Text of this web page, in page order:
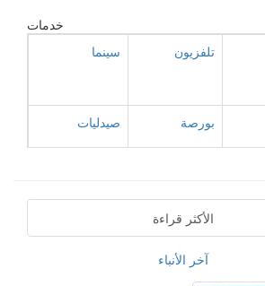
خدمات
تلفزيون سينما
بورصة صيدليات
الأكثر قراءة
آخر الأنباء